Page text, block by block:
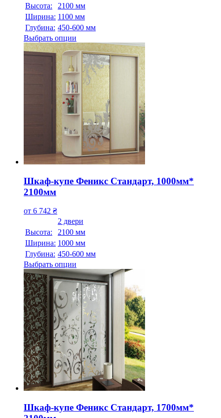
Высота:
2100 мм
Ширина: 1100 мм
Глубина: 450-600 мм
Выбрать опции
Шкаф-купе Феникс Стандарт, 1000мм*
2100мм
от 6 742 ₴
2 двери
Высота:
2100 мм
Ширина: 1000 мм
Глубина: 450-600 мм
Выбрать опции
Шкаф-купе Феникс Стандарт, 1700мм*